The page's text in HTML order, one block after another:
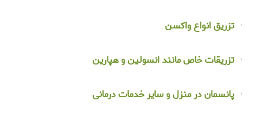
تزریق انواع واکسن
تزریقات خاص مانند انسولین و هپارین
پانسمان در منزلو سایر خدمات درمانی